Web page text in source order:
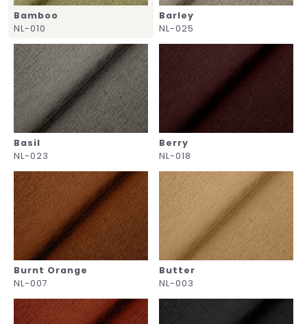
Bamboo
NL-010
Barley
NL-025
Basil
NL-023
Berry
NL-018
Burnt Orange
NL-007
Butter
NL-003